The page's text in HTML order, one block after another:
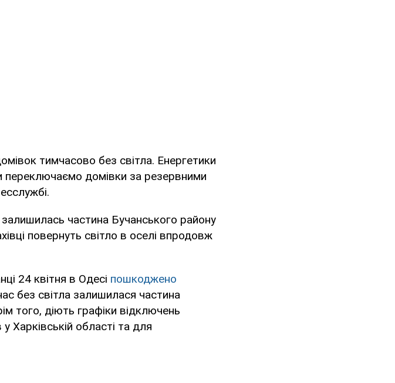
тимчасово без світла. Енергетики
переключаємо домівки за резервними
частина Бучанського району
повернуть світло в оселі впродовж
24 квітня в Одесі пошкоджено
без світла залишилася частина
того, діють графіки відключень
Харківській області та для